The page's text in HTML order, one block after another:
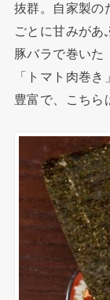
抜群。自家製の
ごとに甘みがあ
豚バラで巻いた
「トマト肉巻
豊富で、こちら